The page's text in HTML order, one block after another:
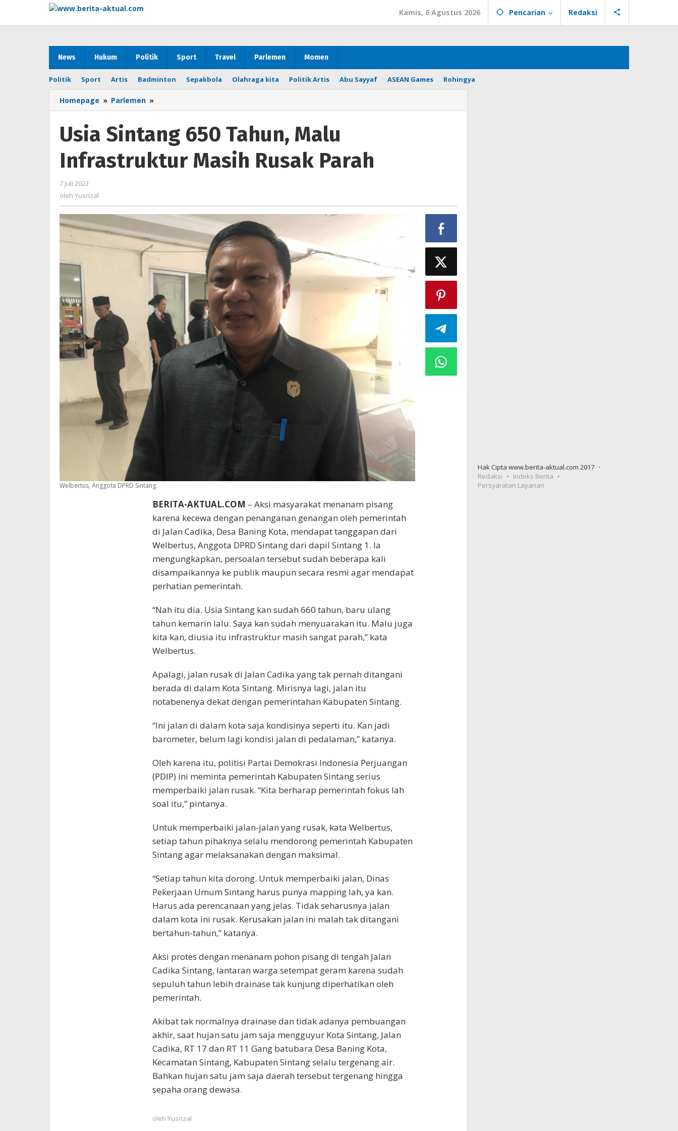
konten
Kamis, 6 Agustus 2026 Pencarian Redaksi
News Hukum Politik Sport Travel Parlemen Momen
Politik Sport Artis Badminton Sepakbola Olahraga kita Politik Artis Abu Sayyaf ASEAN Games Rohingya
Homepage » Parlemen »
Sintang
Tahun,
Malu
Infrastruktur
Masih
Usia Sintang 650 Tahun, Malu
Infrastruktur Masih Rusak Parah
7 Juli 2022
Yusrizal
oleh Yusrizal
Welbertus, Anggota DPRD Sintang.
BERITA-AKTUAL.COM – Aksi masyarakat menanam pisang
karena kecewa dengan penanganan genangan oleh pemerintah
di Jalan Cadika, Desa Baning Kota, mendapat tanggapan dari
Welbertus, Anggota DPRD Sintang dari dapil Sintang 1. Ia
mengungkapkan, persoalan tersebut sudah beberapa kali
disampaikannya ke publik maupun secara resmi agar mendapat
perhatian pemerintah.
“Nah itu dia. Usia Sintang kan sudah 660 tahun, baru ulang
tahun kemarin lalu. Saya kan sudah menyuarakan itu. Malu juga
kita kan, diusia itu infrastruktur masih sangat parah,” kata
Welbertus.
Apalagi, jalan rusak di Jalan Cadika yang tak pernah ditangani
berada di dalam Kota Sintang. Mirisnya lagi, jalan itu
notabenenya dekat dengan pemerintahan Kabupaten Sintang.
“Ini jalan di dalam kota saja kondisinya seperti itu. Kan jadi
barometer, belum lagi kondisi jalan di pedalaman,” katanya.
Oleh karena itu, politisi Partai Demokrasi Indonesia Perjuangan
(PDIP) ini meminta pemerintah Kabupaten Sintang serius
memperbaiki jalan rusak. “Kita berharap pemerintah fokus lah
soal itu,” pintanya.
Untuk memperbaiki jalan-jalan yang rusak, kata Welbertus,
setiap tahun pihaknya selalu mendorong pemerintah Kabupaten
Sintang agar melaksanakan dengan maksimal.
“Setiap tahun kita dorong. Untuk memperbaiki jalan, Dinas
Pekerjaan Umum Sintang harus punya mapping lah, ya kan.
Harus ada perencanaan yang jelas. Tidak seharusnya jalan
dalam kota ini rusak. Kerusakan jalan ini malah tak ditangani
bertahun-tahun,” katanya.
Aksi protes dengan menanam pohon pisang di tengah Jalan
Cadika Sintang, lantaran warga setempat geram karena sudah
sepuluh tahun lebih drainase tak kunjung diperhatikan oleh
pemerintah.
Akibat tak normalnya drainase dan tidak adanya pembuangan
akhir, saat hujan satu jam saja mengguyur Kota Sintang, Jalan
Cadika, RT 17 dan RT 11 Gang batubara Desa Baning Kota,
Kecamatan Sintang, Kabupaten Sintang selalu tergenang air.
Bahkan hujan satu jam saja daerah tersebut tergenang hingga
sepaha orang dewasa.
oleh Yusrizal
Hak Cipta www.berita-aktual.com 2017
Redaksi
Indeks Berita
Persyaratan Layanan